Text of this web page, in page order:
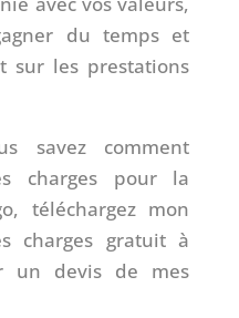
du temps et
sur les prestations
savez comment
charges pour la
téléchargez mon
charges gratuit à
un devis de mes